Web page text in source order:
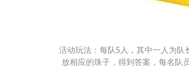
活动玩法：每队5人，其中一人为
放相应的珠子，得到答案，每名队